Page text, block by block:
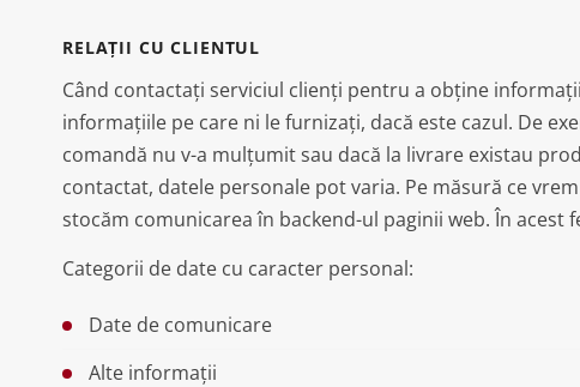
RELAȚII CU CLIENTUL
Când contactați serviciul clienți pentru a obține
informațiile pe care ni le furnizați, dacă este cazul. De
comandă nu v-a mulțumit sau dacă la livrare existau
contactat, datele personale pot varia. Pe măsură ce
stocăm comunicarea în backend-ul paginii web. În
Categorii de date cu caracter personal:
Date de comunicare
Alte informații